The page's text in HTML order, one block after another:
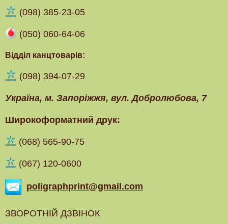
(098) 385-23-05
(050) 060-64-06
Відділ канцтоварів:
(098) 394-07-29
Українa, м. Запоріжжя, вул. Добролюбова, 7
Широкоформатний друк:
(‎068) 565-90-75
(067) 120-0600
poligraphprint@gmail.com
ЗВОРОТНІЙ ДЗВІНОК